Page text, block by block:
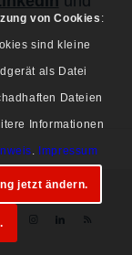
von Cookies :
sind kleine
als Datei
Dateien
Informationen
. Impressum
jetzt ändern.